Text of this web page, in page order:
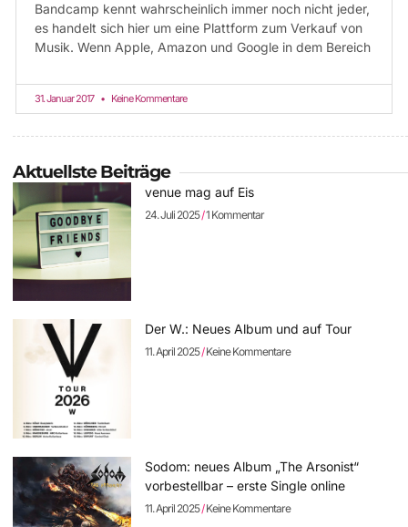
Bandcamp kennt wahrscheinlich immer noch nicht jeder,
es handelt sich hier um eine Plattform zum Verkauf von
Musik. Wenn Apple, Amazon und Google in dem Bereich
31. Januar 2017 Keine Kommentare
Aktuellste Beiträge
venue mag auf Eis
24. Juli 2025 1 Kommentar
Der W.: Neues Album und auf Tour
11. April 2025 Keine Kommentare
Sodom: neues Album „The Arsonist“
vorbestellbar – erste Single online
11. April 2025 Keine Kommentare